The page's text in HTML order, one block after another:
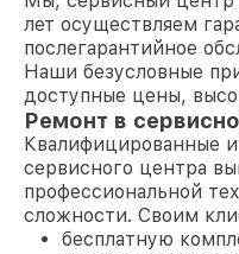
лет осуществляем
послегарантийное
Наши безусловные
доступные цены,
Ремонт в
Квалифицированные
сервисного центра
профессиональной
сложности. Своим
бесплатную